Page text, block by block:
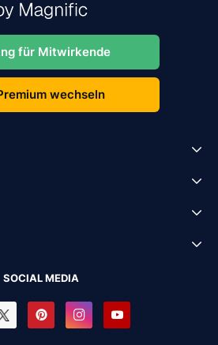
für Mitwirkende
wechseln
SOCIAL MEDIA